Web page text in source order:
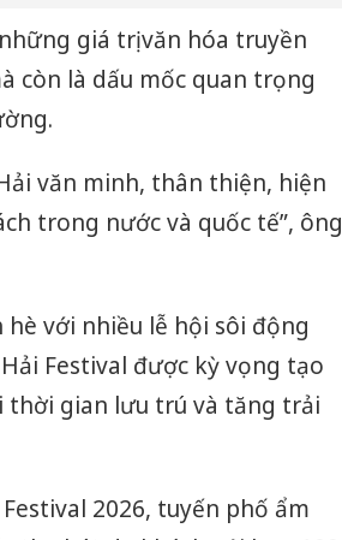
giá trị văn hóa truyền
còn là dấu mốc quan trọng
văn minh, thân thiện, hiện
trong nước và quốc tế”, ông
với nhiều lễ hội sôi động
Festival được kỳ vọng tạo
thời gian lưu trú và tăng trải
2026, tuyến phố ẩm